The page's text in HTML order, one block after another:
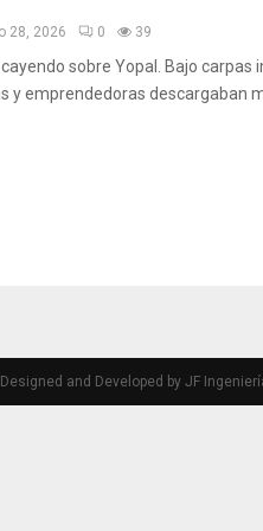
28, 2026 0 39
cayendo sobre Yopal. Bajo
y emprendedoras descargaban
and Developed by JF